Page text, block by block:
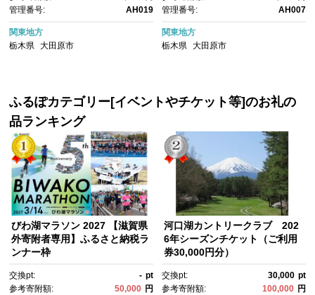
管理番号:
AH019
関東地方
栃木県
大田原市
管理番号:
AH007
関東地方
栃木県 大田原市
ふるぽカテゴリー[イベントやチケット等]のお礼の
品ランキング
びわ湖マラソン 2027 【滋賀県
外寄附者専用】ふるさと納税ラ
ンナー枠
交換pt: - pt
参考寄附額:
50,000 円
河口湖カントリークラブ 202
6年シーズンチケット（ご利用
券30,000円分）
交換pt: 30,000 pt
参考寄附額:
100,000 円